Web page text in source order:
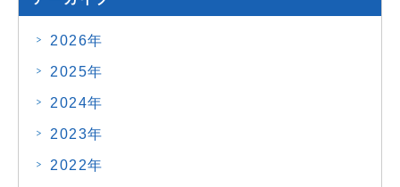
2026年
2025年
2024年
2023年
2022年